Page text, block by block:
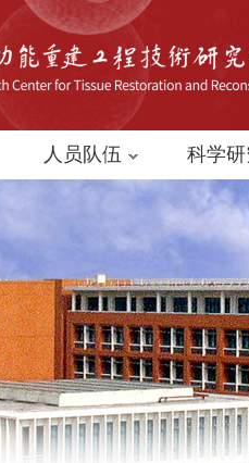
人员队伍 科学研